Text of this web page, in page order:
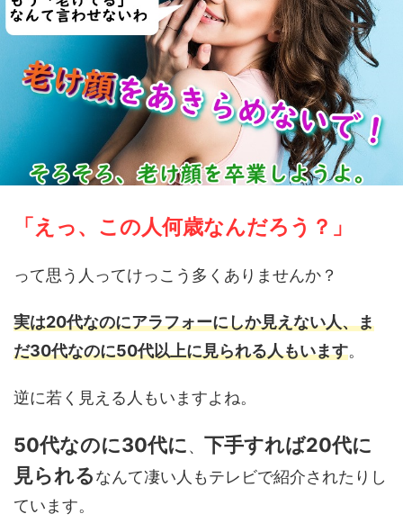
「えっ、この人何歳なんだろう？」
って思う人ってけっこう多くありませんか？
実は20代なのにアラフォーにしか見えない人、ま
だ30代なのに50代以上に見られる人もいます。
逆に若く見える人もいますよね。
50代なのに30代に、 下手すれば20代に
見られるなんて凄い人もテレビで紹介されたりし
ています。